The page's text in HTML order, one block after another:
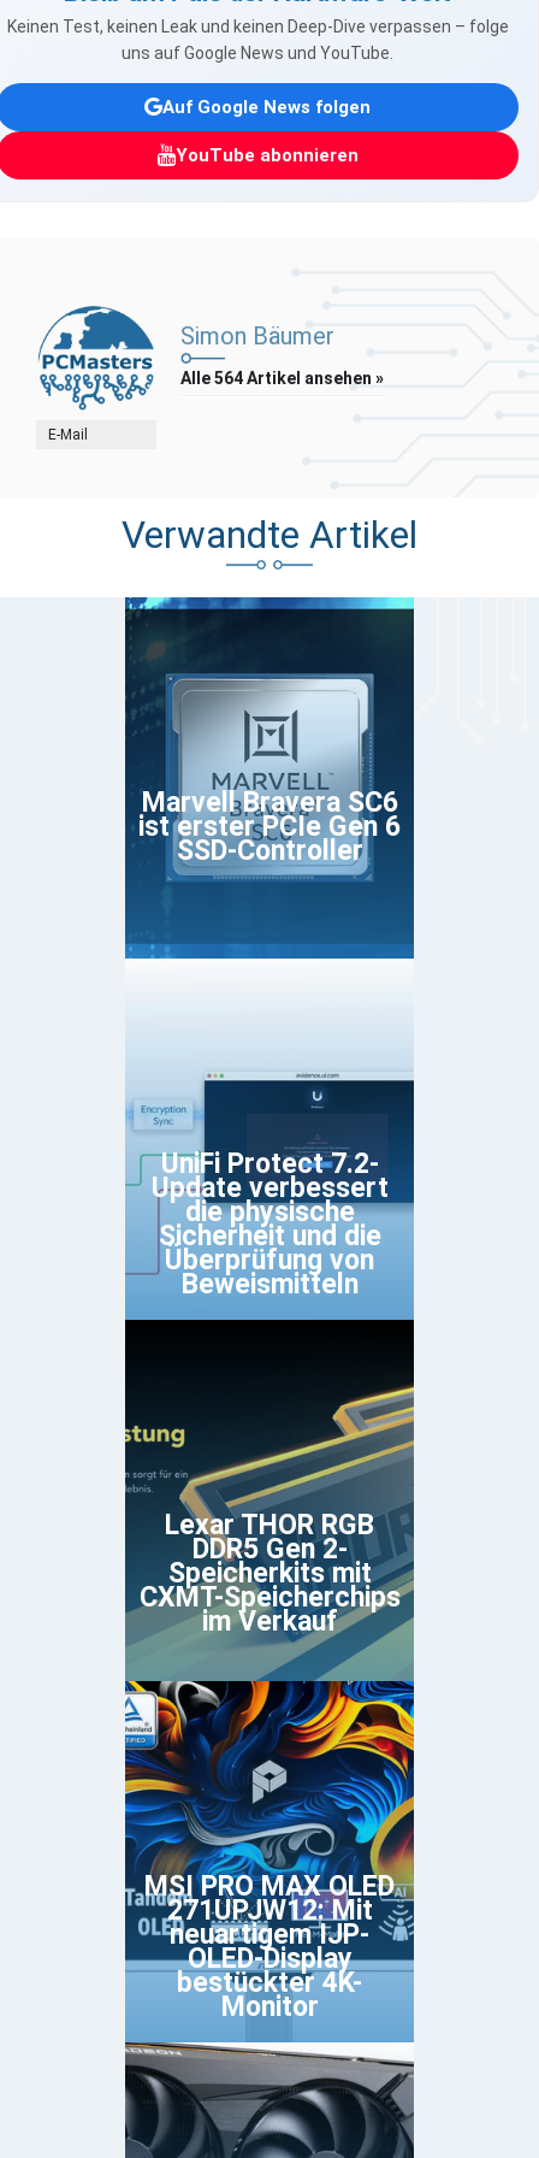
Keinen Test, keinen Leak und keinen Deep-Dive verpassen – folge
uns auf Google News und YouTube.
Auf Google News folgen
YouTube abonnieren
E-Mail
Simon Bäumer
Alle 564 Artikel ansehen »
Verwandte Artikel
Marvell Bravera SC6
ist erster PCIe Gen 6
SSD-Controller
UniFi Protect 7.2-
Update verbessert
die physische
Sicherheit und die
Überprüfung von
Beweismitteln
Lexar THOR RGB
DDR5 Gen 2-
Speicherkits mit
CXMT-Speicherchips
im Verkauf
MSI PRO MAX OLED
271UPJW12: Mit
neuartigem IJP-
OLED-Display
bestückter 4K-
Monitor